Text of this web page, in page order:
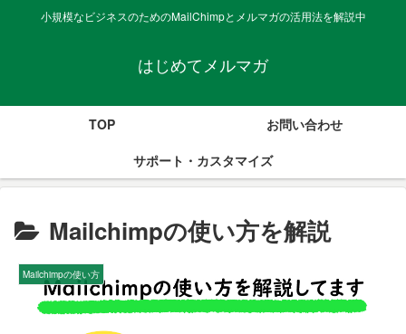
小規模なビジネスのためのMailChimpとメルマガの活用法を解説中
はじめてメルマガ
TOP
お問い合わせ
サポート・カスタマイズ
Mailchimpの使い方を解説
Mailchimpの使い方